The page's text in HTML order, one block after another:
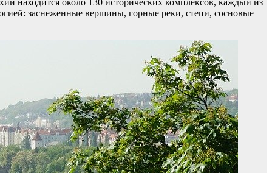
заснеженные вершины, горные реки, степи, сосновые